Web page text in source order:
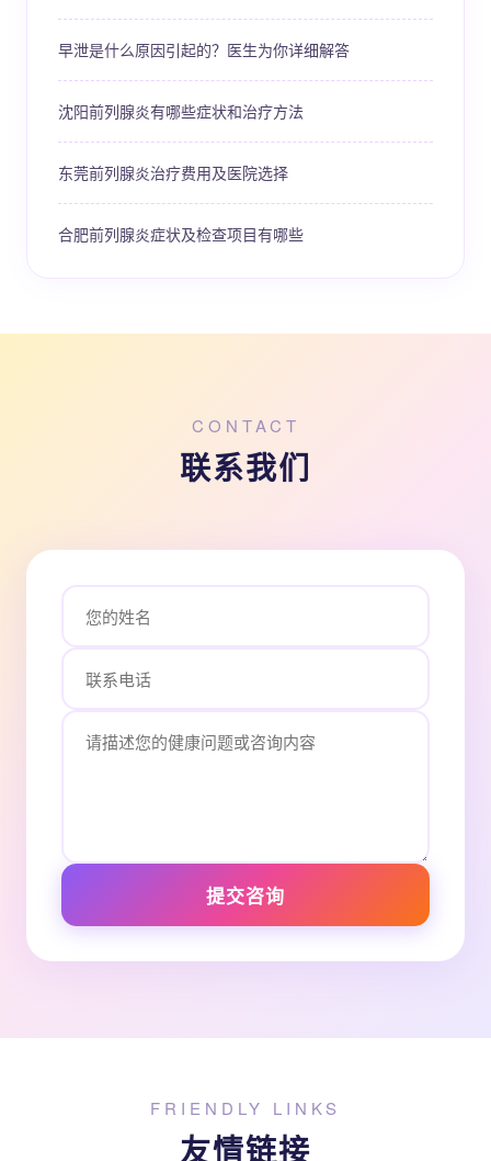
早泄是什么原因引起的？医生为你详细解答
沈阳前列腺炎有哪些症状和治疗方法
东莞前列腺炎治疗费用及医院选择
合肥前列腺炎症状及检查项目有哪些
CONTACT
联系我们
提交咨询
FRIENDLY LINKS
友情链接